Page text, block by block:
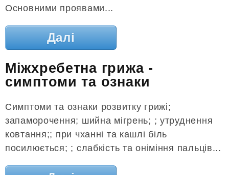
Основними проявами...
Далі
Міжхребетна грижа -
симптоми та ознаки
Симптоми та ознаки розвитку грижі;
запаморочення; шийна мігрень; ; утруднення
ковтання;; при чханні та кашлі біль
посилюється; ; слабкість та оніміння пальців...